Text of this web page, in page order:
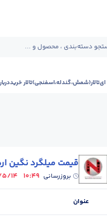
دسته‌بندی ، محصول و ...
ایتالار(شمش،گندله،اسفنجی)تالار خرید
قیمت میلگرد نگین
بروزرسانی 10:49
5/14
عنوان